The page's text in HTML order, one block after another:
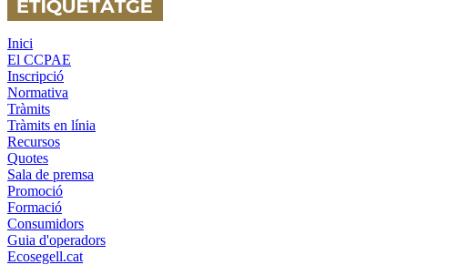
Inici
El CCPAE
Inscripció
Normativa
Tràmits
Tràmits en línia
Recursos
Quotes
Sala de premsa
Promoció
Formació
Consumidors
Guia d'operadors
Ecosegell.cat